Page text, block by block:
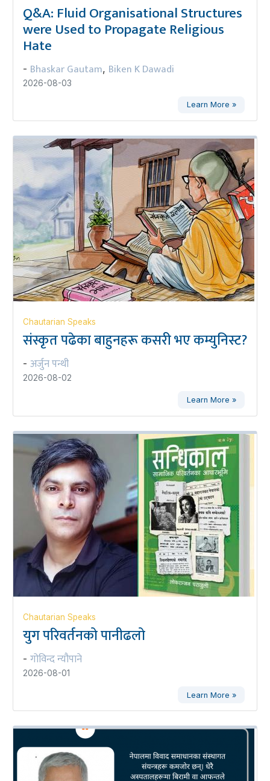
Q&A: Fluid Organisational Structures
were Used to Propagate Religious
Hate
- Bhaskar Gautam, Biken K Dawadi
2026-08-03
Learn More »
Chautarian Speaks
संस्कृत पढेका बाहुनहरू कसरी भए कम्युनिस्ट?
- अर्जुन पन्थी
2026-08-02
Learn More »
Chautarian Speaks
युग परिवर्तनको पानीढलो
- गोविन्द न्यौपाने
2026-08-01
Learn More »